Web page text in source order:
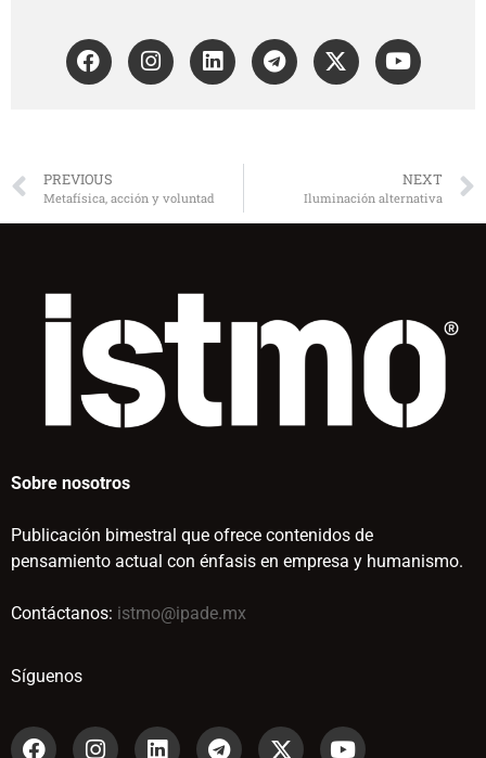
PREVIOUS
Metafísica, acción y voluntad
NEXT
Iluminación alternativa
Sobre nosotros
Publicación bimestral que ofrece contenidos de
pensamiento actual con énfasis en empresa y humanismo.
Contáctanos: istmo@ipade.mx
Síguenos